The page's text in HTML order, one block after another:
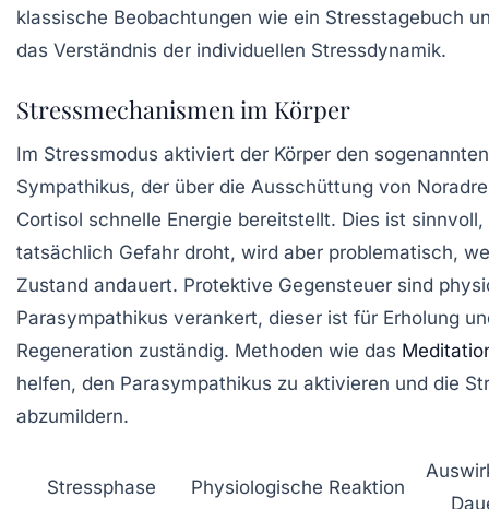
klassische Beobachtungen wie ein Stresstagebuch
das Verständnis der individuellen Stressdynamik.
Stressmechanismen im Körper
Im Stressmodus aktiviert der Körper den sogenannten
Sympathikus, der über die Ausschüttung von
Cortisol schnelle Energie bereitstellt. Dies ist sinnvoll,
tatsächlich Gefahr droht, wird aber problematisch,
Zustand andauert. Protektive Gegensteuer sind
Parasympathikus verankert, dieser ist für Erholung
Regeneration zuständig. Methoden wie das
helfen, den Parasympathikus zu aktivieren und die
abzumildern.
Stressphase Physiologische Reaktion